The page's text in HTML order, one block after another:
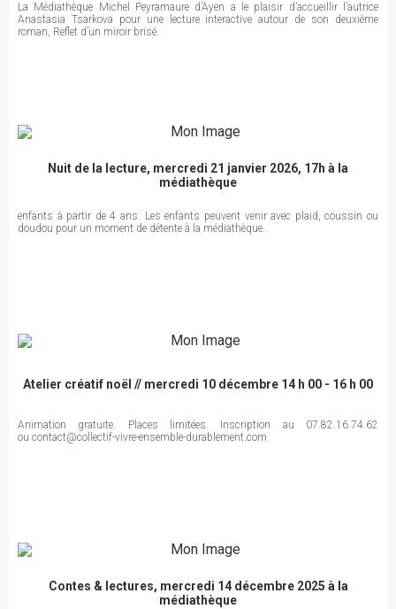
La Médiathèque Michel Peyramaure d’Ayen a le plaisir d’accueillir l’autrice
Anastasia Tsarkova pour une lecture interactive autour de son deuxième
roman, Reflet d’un miroir brisé.
Nuit de la lecture, mercredi 21 janvier 2026, 17h à la
médiathèque
enfants à partir de 4 ans. Les enfants peuvent venir avec plaid, coussin ou
doudou pour un moment de détente à la médiathèque..
Atelier créatif noël // mercredi 10 décembre 14 h 00 - 16 h 00
Animation gratuite. Places limitées. Inscription au 07.82.16.74.62
ou contact@collectif-vivre-ensemble-durablement.com
Contes & lectures, mercredi 14 décembre 2025 à la
médiathèque